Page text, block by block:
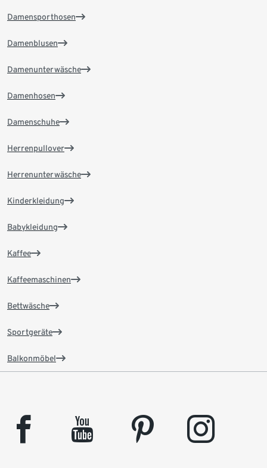
Damensporthosen
Damenblusen
Damenunterwäsche
Damenhosen
Damenschuhe
Herrenpullover
Herrenunterwäsche
Kinderkleidung
Babykleidung
Kaffee
Kaffeemaschinen
Bettwäsche
Sportgeräte
Balkonmöbel
facebook youtube pinterest instagram